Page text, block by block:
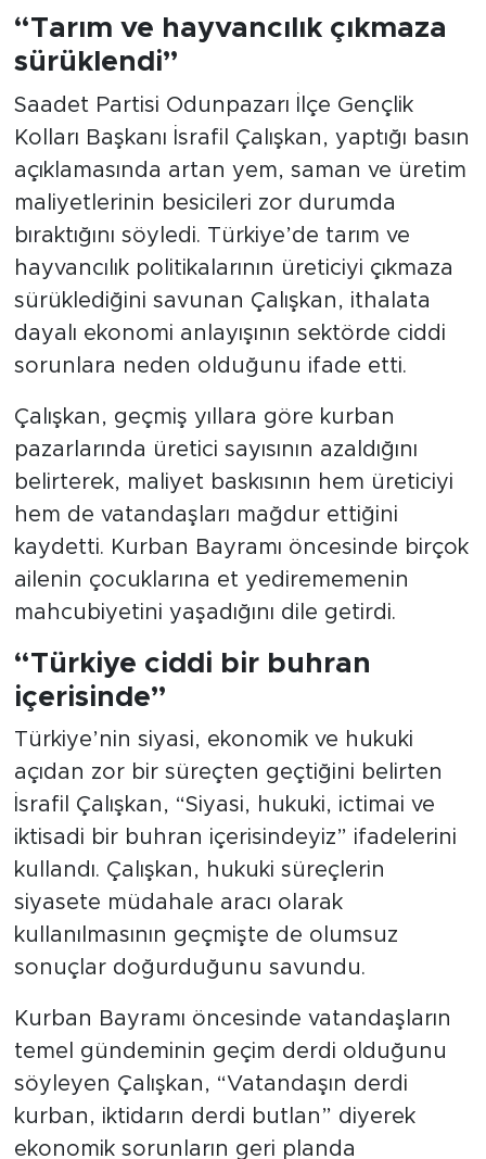
“Tarım ve hayvancılık çıkmaza
sürüklendi”
Saadet Partisi Odunpazarı İlçe Gençlik
Kolları Başkanı İsrafil Çalışkan, yaptığı basın
açıklamasında artan yem, saman ve üretim
maliyetlerinin besicileri zor durumda
bıraktığını söyledi. Türkiye’de tarım ve
hayvancılık politikalarının üreticiyi çıkmaza
sürüklediğini savunan Çalışkan, ithalata
dayalı ekonomi anlayışının sektörde ciddi
sorunlara neden olduğunu ifade etti.
Çalışkan, geçmiş yıllara göre kurban
pazarlarında üretici sayısının azaldığını
belirterek, maliyet baskısının hem üreticiyi
hem de vatandaşları mağdur ettiğini
kaydetti. Kurban Bayramı öncesinde birçok
ailenin çocuklarına et yedirememenin
mahcubiyetini yaşadığını dile getirdi.
“Türkiye ciddi bir buhran
içerisinde”
Türkiye’nin siyasi, ekonomik ve hukuki
açıdan zor bir süreçten geçtiğini belirten
İsrafil Çalışkan, “Siyasi, hukuki, ictimai ve
iktisadi bir buhran içerisindeyiz” ifadelerini
kullandı. Çalışkan, hukuki süreçlerin
siyasete müdahale aracı olarak
kullanılmasının geçmişte de olumsuz
sonuçlar doğurduğunu savundu.
Kurban Bayramı öncesinde vatandaşların
temel gündeminin geçim derdi olduğunu
söyleyen Çalışkan, “Vatandaşın derdi
kurban, iktidarın derdi butlan” diyerek
ekonomik sorunların geri planda